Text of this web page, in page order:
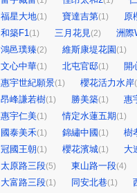
福星大地(1) 寶達吉第(1) 原
和築F1(1) 三月花見(2) 洲際
鴻邑璞臻(2) 維斯康堤花園 (1)
文心中華(1) 北屯官邸(1) 開
惠宇世紀願景(1) 櫻花活力水岸
昂峰謙若樹(1) 勝美築(1) 惠
惠宇仁美(1) 情定水蓮五期(1)
國泰美禾(1) 錦繡中國 (1) 樹
冠國王朝(1) 櫻花濱城(1) 大
太原路三段(5) 東山路一段(4)
大富路三段(1) 同安北巷(1)